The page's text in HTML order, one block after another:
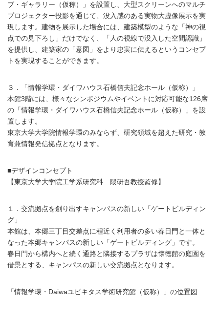
ブ・ギャラリー（仮称）」を設置し、大型スクリーンへのマルチ
プロジェクター投影を通じて、没入感のある実物大虚像展示を実
現します。建物を展示した場合には、建築模型のような「神の視
点での見下ろし」だけでなく、「人の視線で没入した空間認識」
を提供し、建築家の「意図」をより忠実に伝えるというコンセプ
トを実現することができます。
３．「情報学環・ダイワハウス石橋信夫記念ホール（仮称）」
本館3階には、様々なシンポジウムやイベントに対応可能な126席
の「情報学環・ダイワハウス石橋信夫記念ホール（仮称）」を設
置します。
東京大学大学院情報学環のみならず、研究領域を超えた研究・教
育兼情報発信拠点となります。
■デザインコンセプト
【東京大学大学院工学系研究科 隈研吾教授監修】
１．交流拠点を創り出すキャンパスの新しい「ゲートビルディン
グ」
本館は、本郷三丁目交差点に程近く利用者の多い春日門と一体と
なった本郷キャンパスの新しい「ゲートビルディング」です。
春日門から構内へと続く通路と隣接するプラザは懐徳館の庭園を
借景とする、キャンパスの新しい交流拠点となります。
「情報学環・Daiwaユビキタス学術研究館（仮称）」の位置図